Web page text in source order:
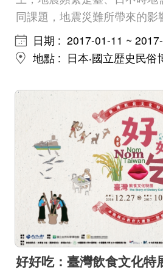
中文
日本語
English
អក្ខរក្រម
ខេមរភាសា
Bahasa
Melayu
ไทย
Bahasa
同課題，地震災難所帶來的影
日期
2017-01-11 ~
地點
日本‧國立歴史民俗
好好吃：臺灣飲食文化特